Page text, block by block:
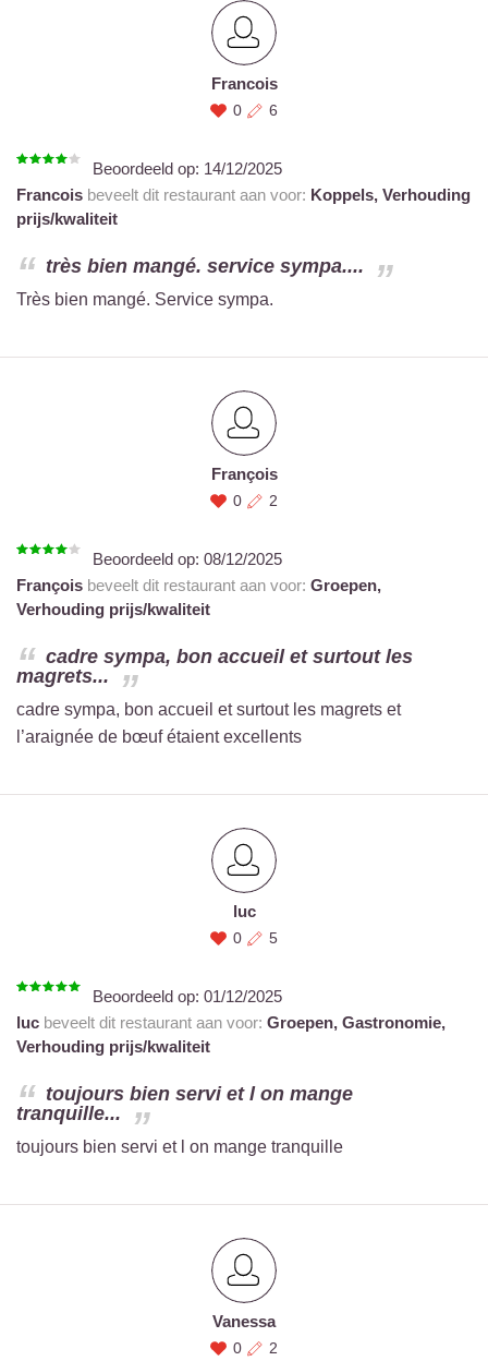
Francois
0 6
Beoordeeld op: 14/12/2025
Francois beveelt dit restaurant aan voor: Koppels, Verhouding
prijs/kwaliteit
très bien mangé. service sympa....
Très bien mangé. Service sympa.
François
0 2
Beoordeeld op: 08/12/2025
François beveelt dit restaurant aan voor: Groepen,
Verhouding prijs/kwaliteit
cadre sympa, bon accueil et surtout les
magrets...
cadre sympa, bon accueil et surtout les magrets et
l’araignée de bœuf étaient excellents
luc
0 5
Beoordeeld op: 01/12/2025
luc beveelt dit restaurant aan voor: Groepen, Gastronomie,
Verhouding prijs/kwaliteit
toujours bien servi et l on mange
tranquille...
toujours bien servi et l on mange tranquille
Vanessa
0 2